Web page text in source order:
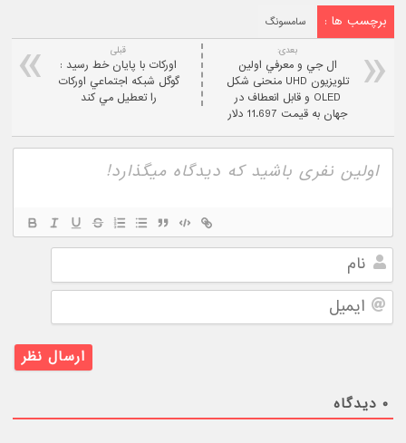
برچسب ها : سامسونگ
قبلی
اورکات با پايان خط رسيد :
گوگل شبکه اجتماعي اورکات
را تعطيل مي کند
بعدی:
ال جي و معرفي اولین
تلویزیون UHD منحنی شکل
OLED و قابل انعطاف در
جهان به قيمت 11.697 دلار
نام
ایمیل
۰ دیدگاه